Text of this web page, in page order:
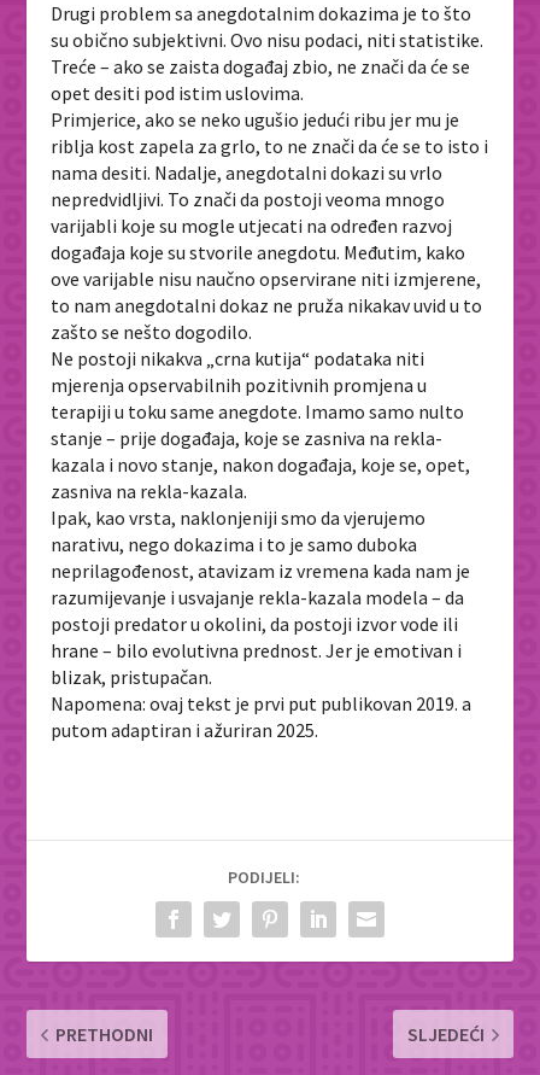
Drugi problem sa anegdotalnim dokazima je to što
su obično subjektivni. Ovo nisu podaci, niti statistike.
Treće – ako se zaista događaj zbio, ne znači da će se
opet desiti pod istim uslovima.
Primjerice, ako se neko ugušio jedući ribu jer mu je
riblja kost zapela za grlo, to ne znači da će se to isto i
nama desiti. Nadalje, anegdotalni dokazi su vrlo
nepredvidljivi. To znači da postoji veoma mnogo
varijabli koje su mogle utjecati na određen razvoj
događaja koje su stvorile anegdotu. Međutim, kako
ove varijable nisu naučno opservirane niti izmjerene,
to nam anegdotalni dokaz ne pruža nikakav uvid u to
zašto se nešto dogodilo.
Ne postoji nikakva „crna kutija“ podataka niti
mjerenja opservabilnih pozitivnih promjena u
terapiji u toku same anegdote. Imamo samo nulto
stanje – prije događaja, koje se zasniva na rekla-
kazala i novo stanje, nakon događaja, koje se, opet,
zasniva na rekla-kazala.
Ipak, kao vrsta, naklonjeniji smo da vjerujemo
narativu, nego dokazima i to je samo duboka
neprilagođenost, atavizam iz vremena kada nam je
razumijevanje i usvajanje rekla-kazala modela – da
postoji predator u okolini, da postoji izvor vode ili
hrane – bilo evolutivna prednost. Jer je emotivan i
blizak, pristupačan.
Napomena: ovaj tekst je prvi put publikovan 2019. a
putom adaptiran i ažuriran 2025.
PODIJELI:
PRETHODNI SLJEDEĆI